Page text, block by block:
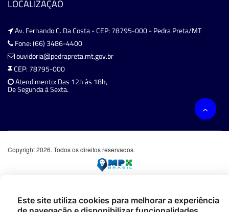
LOCALIZAÇÃO
Av. Fernando C. Da Costa - CEP: 78795-000 - Pedra Preta/MT
Fone: (66) 3486-4400
ouvidoria@pedrapreta.mt.gov.br
CEP: 78795-000
Atendimento: Das 12h às 18h,
De Segunda à Sexta.
Copyright 2026. Todos os direitos reservados.
Este site utiliza cookies para melhorar a experiência